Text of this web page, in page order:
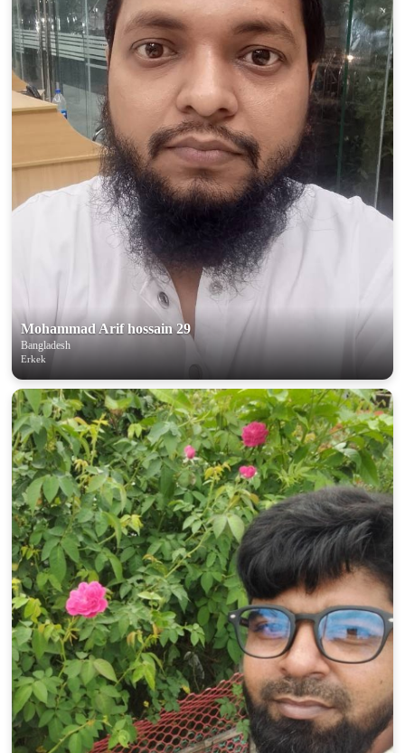
Mohammad Arif hossain 29
Bangladesh
Erkek